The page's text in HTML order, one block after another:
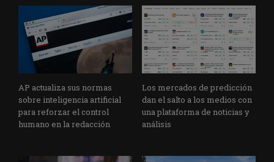
AP actualiza sus normas
sobre inteligencia artificial
para reforzar el control
humano en la redacción
Los mercados de predicción
dan el salto a los medios con
una plataforma de noticias y
análisis